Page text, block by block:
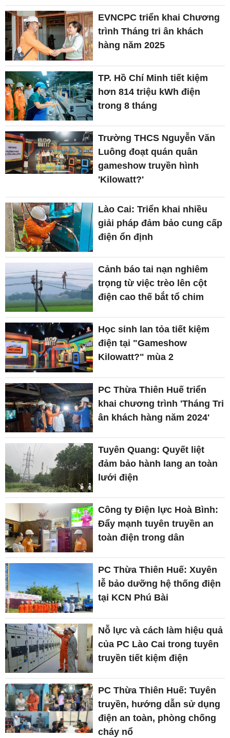
EVNCPC triển khai Chương
trình Tháng tri ân khách
hàng năm 2025
TP. Hồ Chí Minh tiết kiệm
hơn 814 triệu kWh điện
trong 8 tháng
Trường THCS Nguyễn Văn
Luông đoạt quán quân
gameshow truyền hình
'Kilowatt?'
Lào Cai: Triển khai nhiều
giải pháp đảm bảo cung cấp
điện ổn định
Cảnh báo tai nạn nghiêm
trọng từ việc trèo lên cột
điện cao thế bắt tổ chim
Học sinh lan tỏa tiết kiệm
điện tại "Gameshow
Kilowatt?" mùa 2
PC Thừa Thiên Huế triển
khai chương trình 'Tháng Tri
ân khách hàng năm 2024'
Tuyên Quang: Quyết liệt
đảm bảo hành lang an toàn
lưới điện
Công ty Điện lực Hoà Bình:
Đẩy mạnh tuyên truyền an
toàn điện trong dân
PC Thừa Thiên Huế: Xuyên
lễ bảo dưỡng hệ thống điện
tại KCN Phú Bài
Nỗ lực và cách làm hiệu quả
của PC Lào Cai trong tuyên
truyền tiết kiệm điện
PC Thừa Thiên Huế: Tuyên
truyền, hướng dẫn sử dụng
điện an toàn, phòng chống
cháy nổ